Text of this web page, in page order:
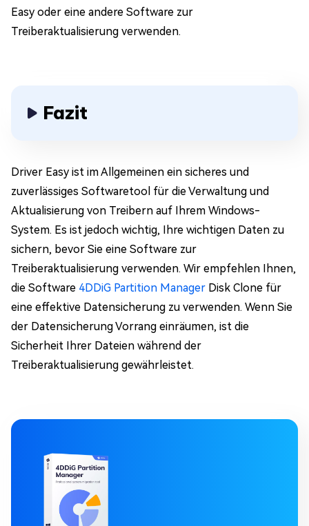
Easy oder eine andere Software zur
Treiberaktualisierung verwenden.
Fazit
Driver Easy ist im Allgemeinen ein sicheres und
zuverlässiges Softwaretool für die Verwaltung und
Aktualisierung von Treibern auf Ihrem Windows-
System. Es ist jedoch wichtig, Ihre wichtigen Daten zu
sichern, bevor Sie eine Software zur
Treiberaktualisierung verwenden. Wir empfehlen Ihnen,
die Software 4DDiG Partition Manager Disk Clone für
eine effektive Datensicherung zu verwenden. Wenn Sie
der Datensicherung Vorrang einräumen, ist die
Sicherheit Ihrer Dateien während der
Treiberaktualisierung gewährleistet.